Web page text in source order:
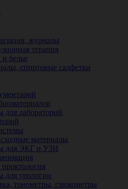
журналы
терапия
белье
спиртовые салфетки
для лабораторий
материалы
для ЭКГ и УЗИ
проктология
для урологии
тонометры, глюкометры